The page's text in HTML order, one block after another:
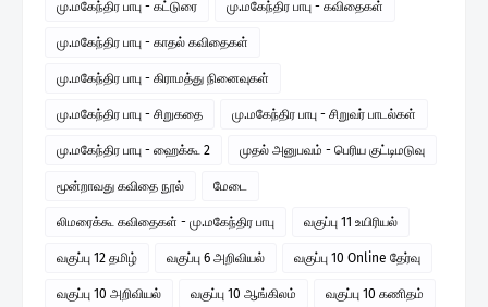
மு.மகேந்திர பாபு - கட்டுரை மு.மகேந்திர பாபு - கவிதைகள்
மு.மகேந்திர பாபு - காதல் கவிதைகள்
மு.மகேந்திர பாபு - கிராமத்து நினைவுகள்
மு.மகேந்திர பாபு - சிறுகதை மு.மகேந்திர பாபு - சிறுவர் பாடல்கள்
மு.மகேந்திர பாபு - ஹைக்கூ 2 முதல் அனுபவம் - பெரிய குட்டிமடுவு
மூன்றாவது கவிதை நூல் மேடை
லிமரைக்கூ கவிதைகள் - மு.மகேந்திர பாபு வகுப்பு 11 உயிரியல்
வகுப்பு 12 தமிழ் வகுப்பு 6 அறிவியல் வகுப்பு 10 Online தேர்வு
வகுப்பு 10 அறிவியல் வகுப்பு 10 ஆங்கிலம் வகுப்பு 10 கணிதம்